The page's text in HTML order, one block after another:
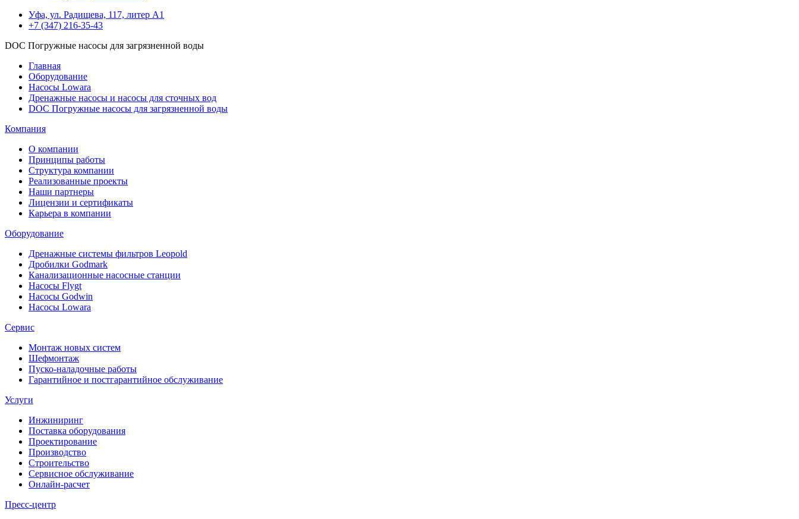
Уфа, ул. Радищева, 117, литер А1
+7 (347) 216-35-43
DOC Погружные насосы для загрязненной воды
Главная
Оборудование
Насосы Lowara
Дренажные насосы и насосы для сточных вод
DOC Погружные насосы для загрязненной воды
Компания
О компании
Принципы работы
Структура компании
Реализованные проекты
Наши партнеры
Лицензии и сертификаты
Карьера в компании
Оборудование
Дренажные системы фильтров Leopold
Дробилки Godmark
Канализационные насосные станции
Насосы Flygt
Насосы Godwin
Насосы Lowara
Сервис
Монтаж новых систем
Шефмонтаж
Пуско-наладочные работы
Гарантийное и постгарантийное обслуживание
Услуги
Инжиниринг
Поставка оборудования
Проектирование
Производство
Строительство
Сервисное обслуживание
Онлайн-расчет
Пресс-центр